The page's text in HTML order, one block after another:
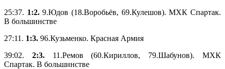
25:37. 1:2.9.Юдов (18.Воробьёв, 69.Кулешов). МХК Спартак.
В большинстве
27:11. 1:3. 96.Кузьменко. Красная Армия
39:02. 2:3.11.Ремов (60.Кириллов, 79.Шабунов). МХК
Спартак. В большинстве